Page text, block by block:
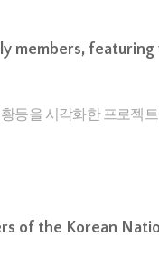
members,
등을 시각화한 프로젝
of the Korean